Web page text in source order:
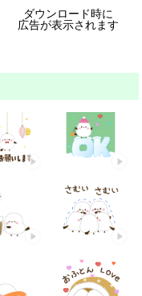
ダウンロード時に
広告が表示されます